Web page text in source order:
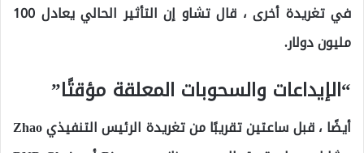
في تغريدة أخرى ، قال تشاو إن التأثير الحالي يعادل 100
مليون دولار.
“الإيداعات والسحوبات المعلقة مؤقتًا”
أيضًا ، قبل ساعتين تقريبًا من تغريدة الرئيس التنفيذي Zhao